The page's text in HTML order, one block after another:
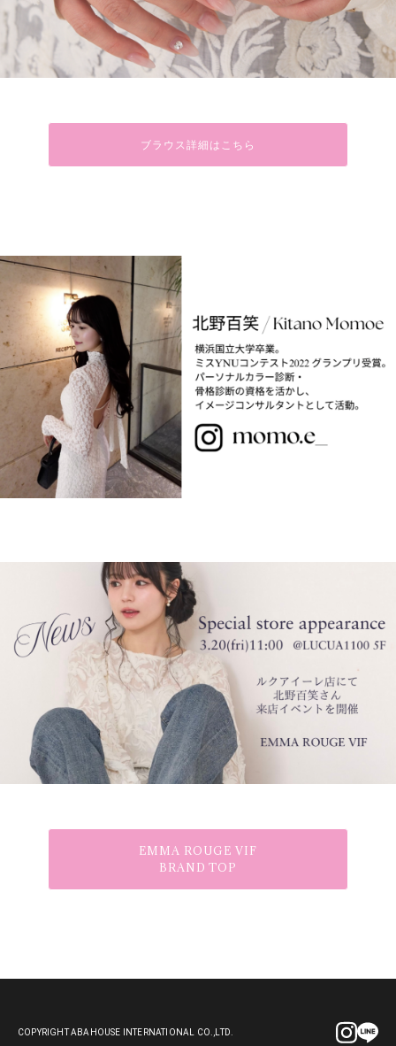
ブラウス詳細はこちら
EMMA ROUGE VIF
BRAND TOP
COPYRIGHT ABAHOUSE INTERNATIONAL CO.,LTD.